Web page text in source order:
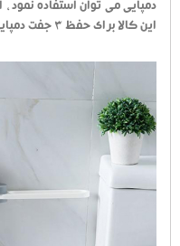
دمپایی می توان استفاده نمود ،
این کالا برای حفظ 3 جفت دمپایی به صورت همزمان خواهید بود .